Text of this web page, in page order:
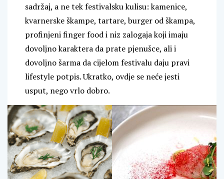
sadržaj, a ne tek festivalsku kulisu: kamenice,
kvarnerske škampe, tartare, burger od škampa,
profinjeni finger food i niz zalogaja koji imaju
dovoljno karaktera da prate pjenušce, ali i
dovoljno šarma da cijelom festivalu daju pravi
lifestyle potpis. Ukratko, ovdje se neće jesti
usput, nego vrlo dobro.